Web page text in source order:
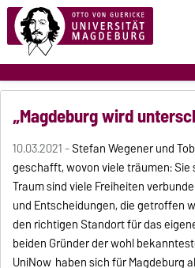
„Magdeburg wird
10.03.2021 -Stefan Wegener und
geschafft, wovon viele träumen: Sie
Traum sind viele Freiheiten
und Entscheidungen, die getroffen
den richtigen Standort für das
beiden Gründer der wohl
UniNow haben sich für Magdeburg